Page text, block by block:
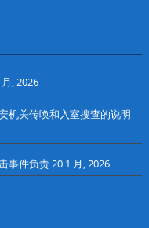
, 2026
机关传唤和入室搜查的说明
事件负责20 1 月, 2026